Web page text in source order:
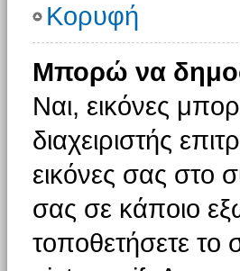
Κορυφή
Μπορώ να
Ναι, εικόνες
διαχειριστής
εικόνες σας στο
σας σε κάποιο
τοποθετήσετε